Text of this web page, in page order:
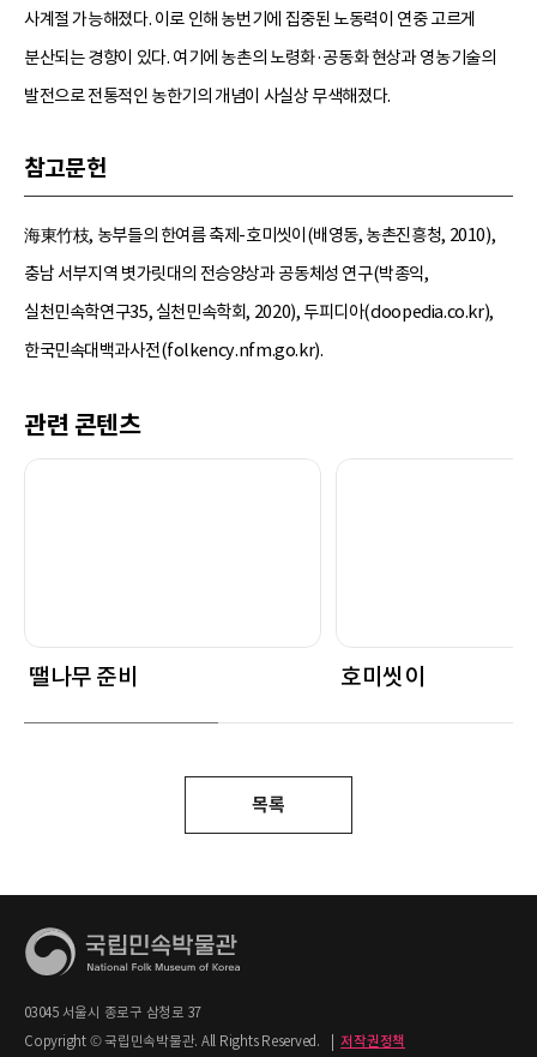
사계절 가능해졌다. 이로 인해 농번기에 집중된 노동력이 연중 고르게
분산되는 경향이 있다. 여기에 농촌의 노령화·공동화 현상과 영농기술의
발전으로 전통적인 농한기의 개념이 사실상 무색해졌다.
참고문헌
海東竹枝, 농부들의 한여름 축제-호미씻이(배영동, 농촌진흥청, 2010),
충남 서부지역 볏가릿대의 전승양상과 공동체성 연구(박종익,
실천민속학연구35, 실천민속학회, 2020), 두피디아(doopedia.co.kr),
한국민속대백과사전(folkency.nfm.go.kr).
관련 콘텐츠
땔나무 준비 호미씻이
목록
03045 서울시 종로구 삼청로 37
Copyright © 국립민속박물관. All Rights Reserved.
저작권정책